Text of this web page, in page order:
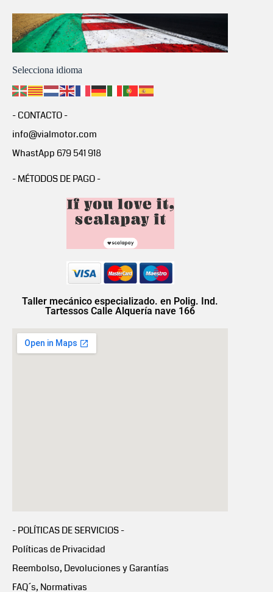
Selecciona idioma
- CONTACTO -
info@vialmotor.com
WhastApp 679 541 918
- MÉTODOS DE PAGO -
Taller mecánico especializado. en Polig. Ind.
Tartessos Calle Alquería nave 166
- POLÍTICAS DE SERVICIOS -
Políticas de Privacidad
Reembolso, Devoluciones y Garantías
FAQ´s, Normativas